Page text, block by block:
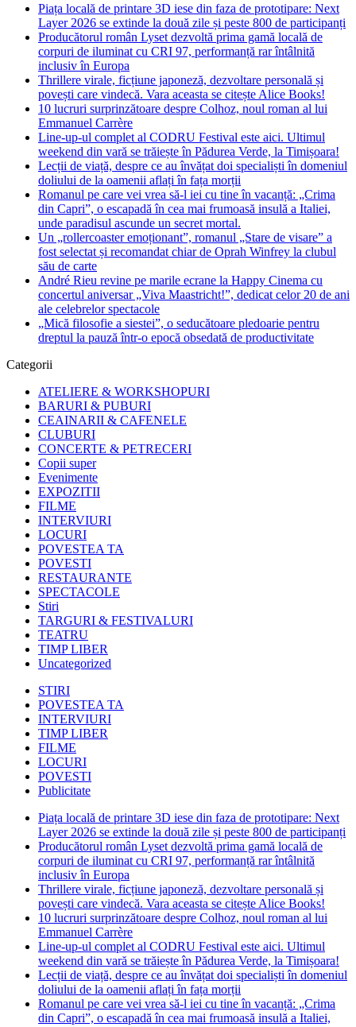
Piața locală de printare 3D iese din faza de prototipare: Next
Layer 2026 se extinde la două zile și peste 800 de participanți
Producătorul român Lyset dezvoltă prima gamă locală de
corpuri de iluminat cu CRI 97, performanță rar întâlnită
inclusiv în Europa
Thrillere virale, ficțiune japoneză, dezvoltare personală și
povești care vindecă. Vara aceasta se citește Alice Books!
10 lucruri surprinzătoare despre Colhoz, noul roman al lui
Emmanuel Carrère
Line-up-ul complet al CODRU Festival este aici. Ultimul
weekend din vară se trăiește în Pădurea Verde, la Timișoara!
Lecții de viață, despre ce au învățat doi specialiști în domeniul
doliului de la oamenii aflați în fața morții
Romanul pe care vei vrea să-l iei cu tine în vacanță: „Crima
din Capri”, o escapadă în cea mai frumoasă insulă a Italiei,
unde paradisul ascunde un secret mortal.
Un „rollercoaster emoționant”, romanul „Stare de visare” a
fost selectat și recomandat chiar de Oprah Winfrey la clubul
său de carte
André Rieu revine pe marile ecrane la Happy Cinema cu
concertul aniversar „Viva Maastricht!”, dedicat celor 20 de ani
ale celebrelor spectacole
„Mică filosofie a siestei”, o seducătoare pledoarie pentru
dreptul la pauză într-o epocă obsedată de productivitate
Categorii
ATELIERE & WORKSHOPURI
BARURI & PUBURI
CEAINARII & CAFENELE
CLUBURI
CONCERTE & PETRECERI
Copii super
Evenimente
EXPOZITII
FILME
INTERVIURI
LOCURI
POVESTEA TA
POVESTI
RESTAURANTE
SPECTACOLE
Stiri
TARGURI & FESTIVALURI
TEATRU
TIMP LIBER
Uncategorized
STIRI
POVESTEA TA
INTERVIURI
TIMP LIBER
FILME
LOCURI
POVESTI
Publicitate
Piața locală de printare 3D iese din faza de prototipare: Next
Layer 2026 se extinde la două zile și peste 800 de participanți
Producătorul român Lyset dezvoltă prima gamă locală de
corpuri de iluminat cu CRI 97, performanță rar întâlnită
inclusiv în Europa
Thrillere virale, ficțiune japoneză, dezvoltare personală și
povești care vindecă. Vara aceasta se citește Alice Books!
10 lucruri surprinzătoare despre Colhoz, noul roman al lui
Emmanuel Carrère
Line-up-ul complet al CODRU Festival este aici. Ultimul
weekend din vară se trăiește în Pădurea Verde, la Timișoara!
Lecții de viață, despre ce au învățat doi specialiști în domeniul
doliului de la oamenii aflați în fața morții
Romanul pe care vei vrea să-l iei cu tine în vacanță: „Crima
din Capri”, o escapadă în cea mai frumoasă insulă a Italiei,